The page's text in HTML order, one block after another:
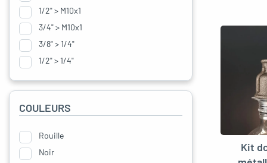
Kit
1/2" > M10x1
3/4" > M10x1
3/8" > 1/4"
1/2" > 1/4"
1/2″ > 3/8″ < 1/2"
1/2" > 3/4" < 1/2"
COULEURS
Rouille
Noir